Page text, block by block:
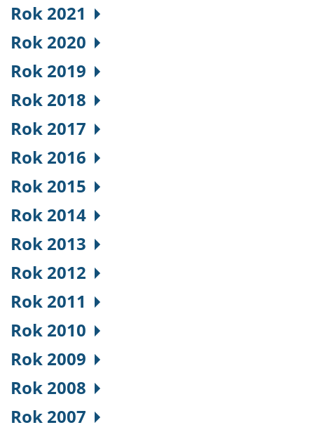
Rok 2021
Rok 2020
Rok 2019
Rok 2018
Rok 2017
Rok 2016
Rok 2015
Rok 2014
Rok 2013
Rok 2012
Rok 2011
Rok 2010
Rok 2009
Rok 2008
Rok 2007